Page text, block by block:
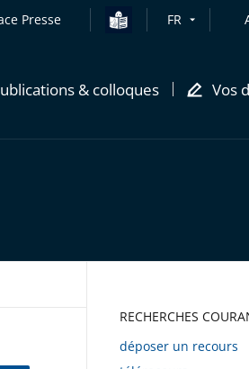
Presse FR
& colloques Vos
RECHERCHES
déposer un recours